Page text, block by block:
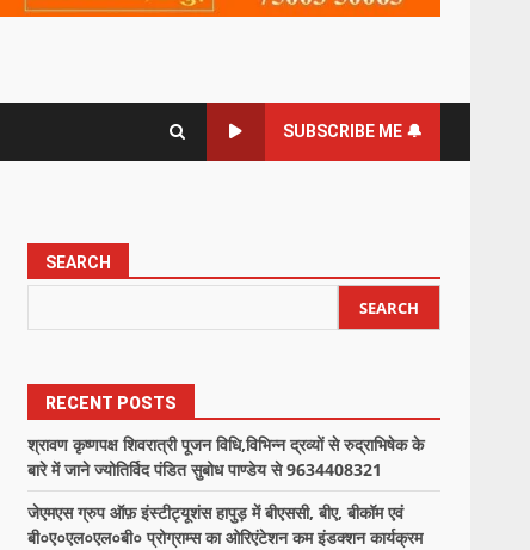
SUBSCRIBE ME 🔔
SEARCH
SEARCH
RECENT POSTS
श्रावण कृष्णपक्ष शिवरात्री पूजन विधि,विभिन्न द्रव्यों से रुद्राभिषेक के
बारे में जाने ज्योतिर्विद पंडित सुबोध पाण्डेय से 9634408321
जेएमएस ग्रुप ऑफ़ इंस्टीट्यूशंस हापुड़ में बीएससी, बीए, बीकॉम एवं
बी०ए०एल०एल०बी० प्रोग्राम्स का ओरिएंटेशन कम इंडक्शन कार्यक्रम